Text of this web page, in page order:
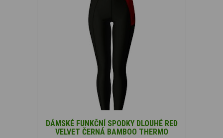
DÁMSKÉ FUNKČNÍ SPODKY DLOUHÉ RED
VELVET ČERNÁ BAMBOO THERMO